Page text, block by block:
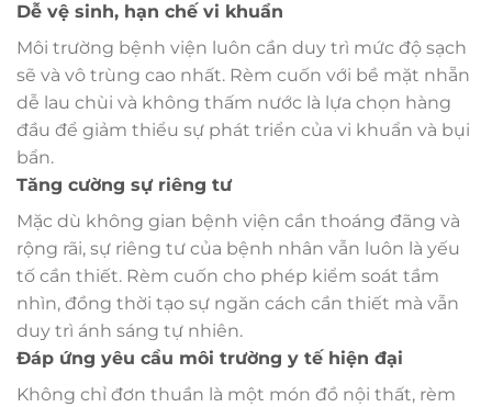
Dễ vệ sinh, hạn chế vi khuẩn
Môi trường bệnh viện luôn cần duy trì mức độ sạch
sẽ và vô trùng cao nhất. Rèm cuốn với bề mặt nhẵn
dễ lau chùi và không thấm nước là lựa chọn hàng
đầu để giảm thiểu sự phát triển của vi khuẩn và bụi
bẩn.
Tăng cường sự riêng tư
Mặc dù không gian bệnh viện cần thoáng đãng và
rộng rãi, sự riêng tư của bệnh nhân vẫn luôn là yếu
tố cần thiết. Rèm cuốn cho phép kiểm soát tầm
nhìn, đồng thời tạo sự ngăn cách cần thiết mà vẫn
duy trì ánh sáng tự nhiên.
Đáp ứng yêu cầu môi trường y tế hiện đại
Không chỉ đơn thuần là một món đồ nội thất, rèm